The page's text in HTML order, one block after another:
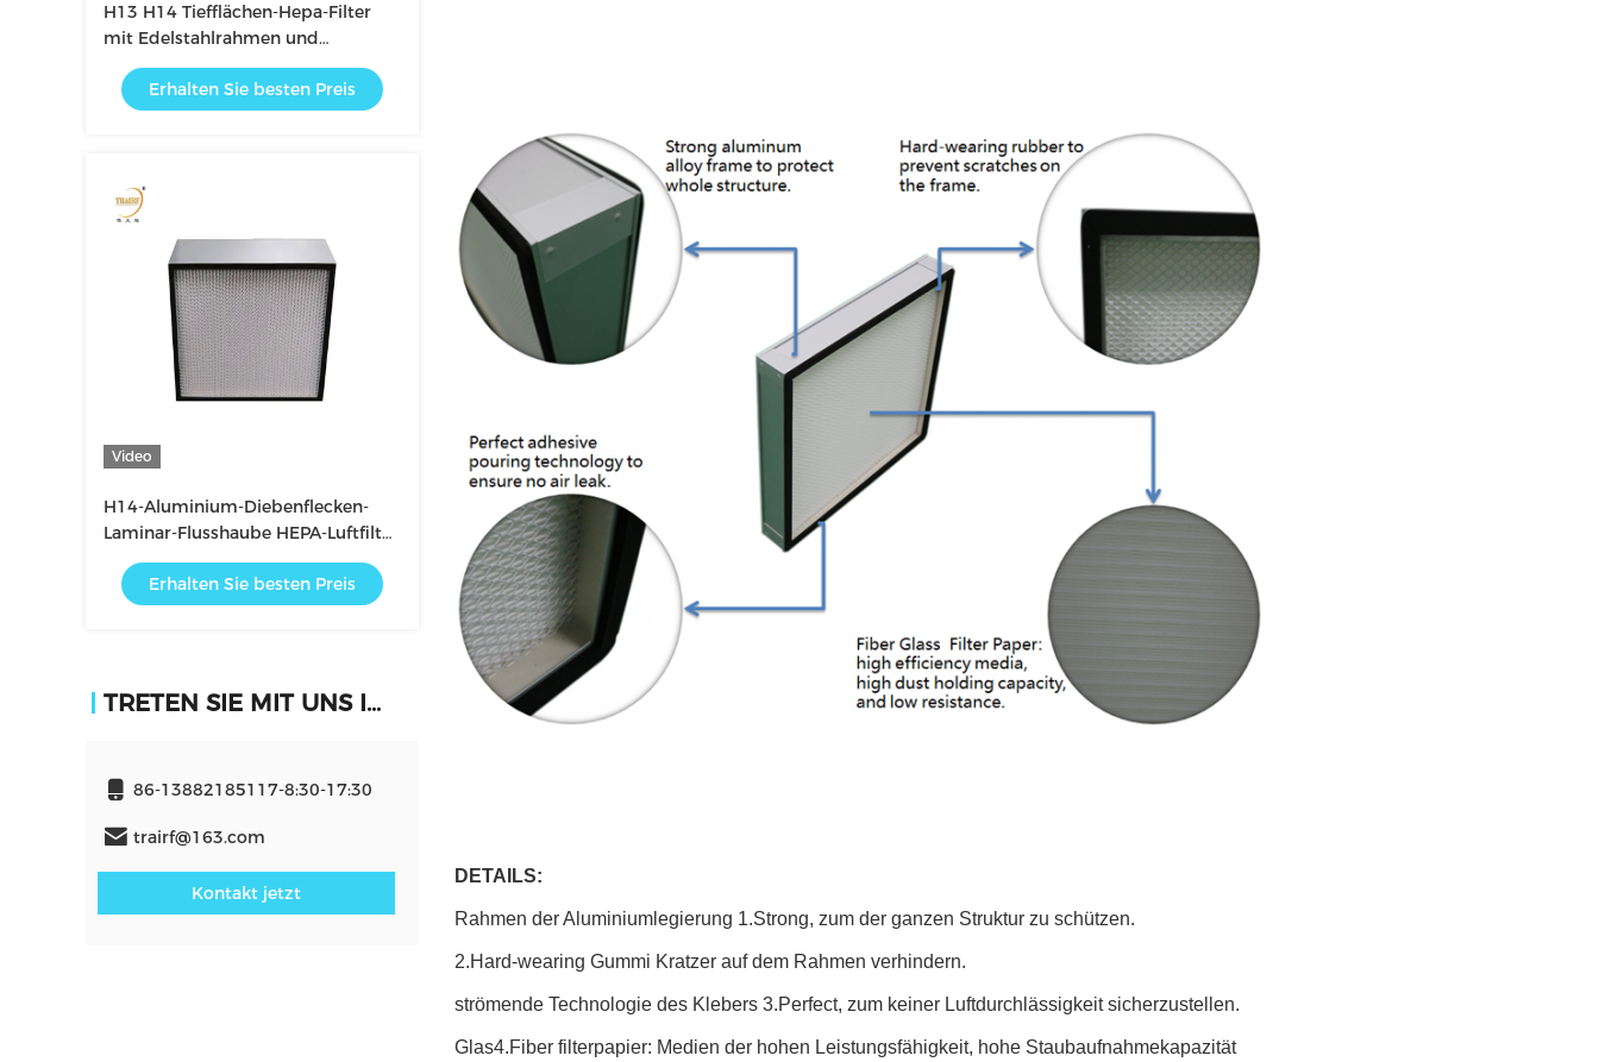
H13 H14 Tiefflächen-Hepa-Filter
mit Edelstahlrahmen und
Papierscheider
Erhalten Sie besten Preis
Video
H14-Aluminium-Diebenflecken-
Laminar-Flusshaube HEPA-Luftfilter
für HVAC-System
Erhalten Sie besten Preis
TRETEN SIE MIT UNS IN VERBINDUNG
86-13882185117-8:30-17:30
trairf@163.com
Kontakt jetzt
DETAILS:
Rahmen der Aluminiumlegierung 1.Strong, zum der ganzen Struktur zu schützen.
2.Hard-wearing Gummi Kratzer auf dem Rahmen verhindern.
strömende Technologie des Klebers 3.Perfect, zum keiner Luftdurchlässigkeit sicherzustellen.
Glas4.Fiber filterpapier: Medien der hohen Leistungsfähigkeit, hohe Staubaufnahmekapazität